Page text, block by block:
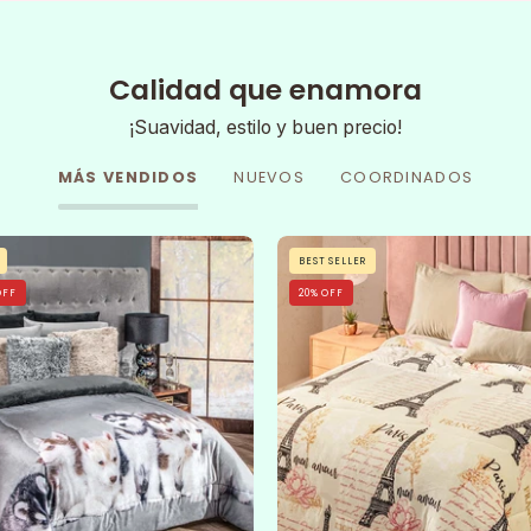
Calidad que enamora
¡Suavidad, estilo y buen precio!
MÁS VENDIDOS NUEVOS COORDINADOS
Cobertor
Huskys
neatly
made
bed
features
the
Cobertor
Flannel
Extra
Suave
BEST SELLER
20% OFF